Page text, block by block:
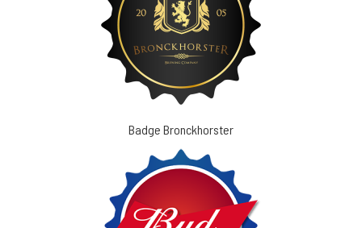
Badge Bronckhorster